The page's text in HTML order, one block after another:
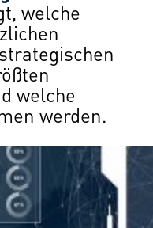
welche
welche
werden.